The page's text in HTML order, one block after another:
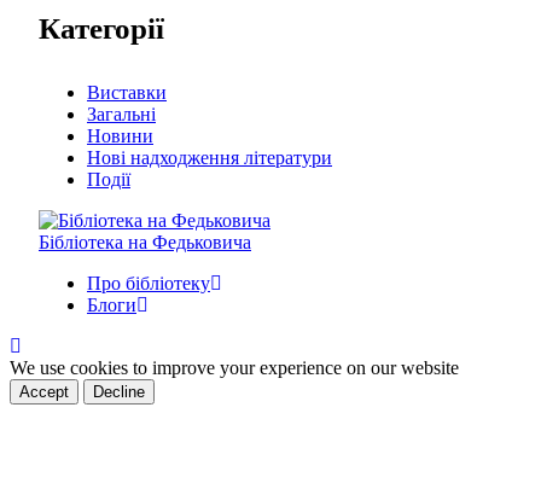
Категорії
Виставки
Загальні
Новини
Нові надходження літератури
Події
Бібліотека на Федьковича
Про бібліотеку
Блоги
We use cookies to improve your experience on our website
Accept Decline